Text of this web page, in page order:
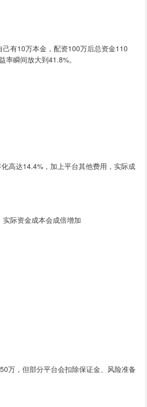
有10万本金，配资100万后总资金110
瞬间放大到41.8%。
高达14.4%，加上平台其他费用，实际成
际资金成本会成倍增加
万，但部分平台会扣除保证金、风险准备